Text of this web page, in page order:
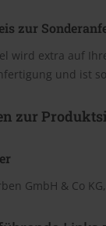
zur
wird extra auf
und ist
zur
GmbH & Co